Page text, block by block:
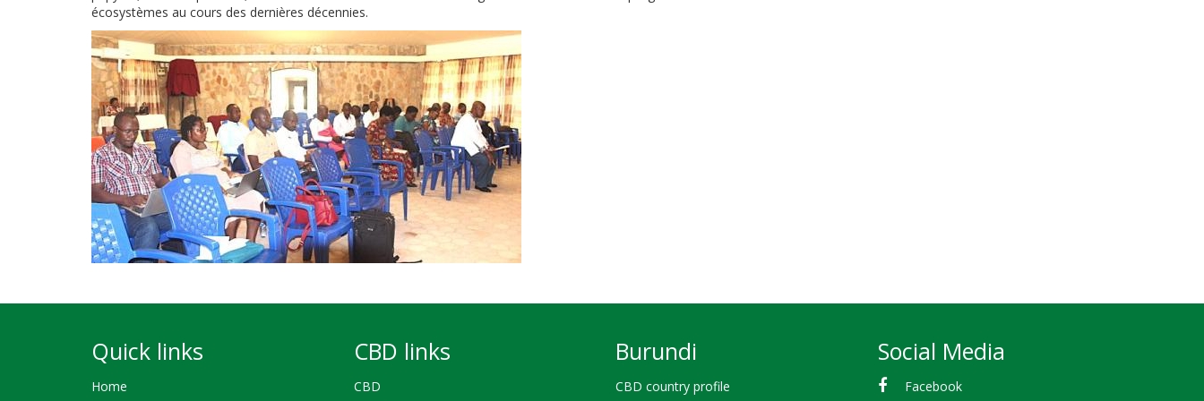
écosystèmes au cours des dernières décennies.
Quick links
Home
CBD links
CBD
Burundi
CBD country profile
Social Media
Facebook